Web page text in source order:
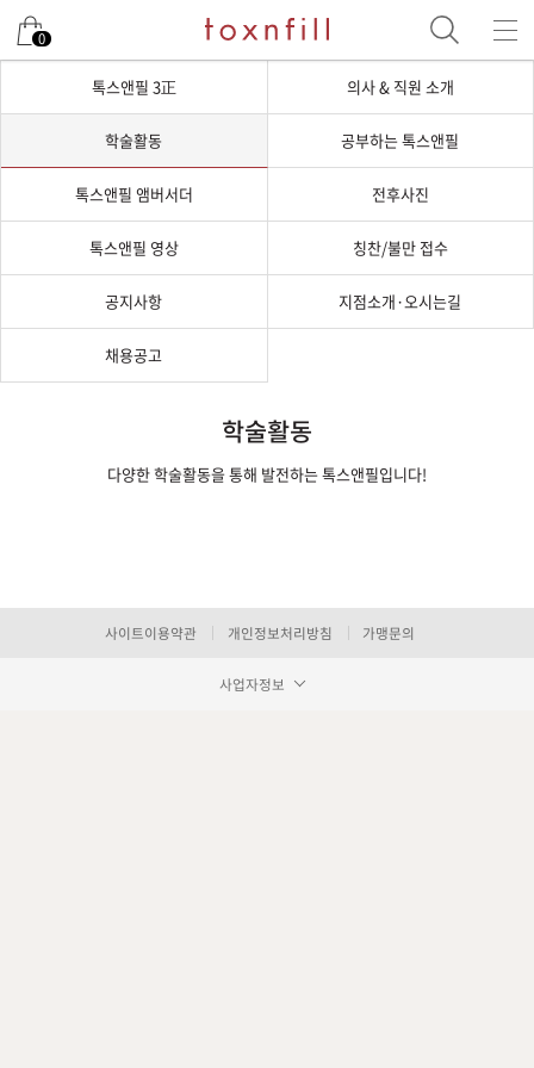
0
톡스앤필 3正 의사 & 직원 소개
학술활동 공부하는 톡스앤필
톡스앤필 앰버서더 전후사진
톡스앤필 영상 칭찬/불만 접수
공지사항 지점소개·오시는길
채용공고
학술활동
다양한 학술활동을 통해 발전하는 톡스앤필입니다!
사이트이용약관 개인정보처리방침 가맹문의
사업자정보